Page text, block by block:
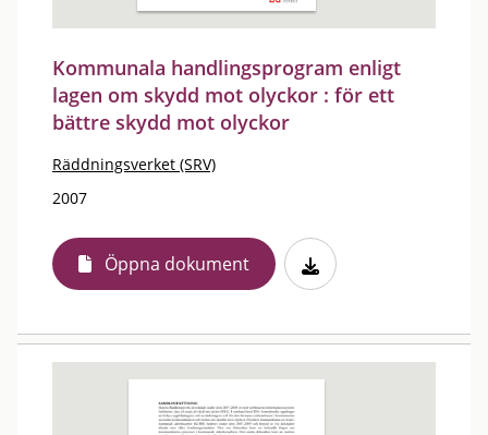
Kommunala handlingsprogram enligt
lagen om skydd mot olyckor : för ett
bättre skydd mot olyckor
Räddningsverket (SRV)
2007
Öppna dokument